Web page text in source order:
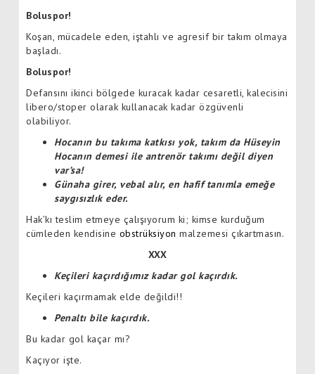
Boluspor!
Koşan, mücadele eden, iştahlı ve agresif bir takım olmaya
başladı.
Boluspor!
Defansını ikinci bölgede kuracak kadar cesaretli, kalecisini
libero/stoper olarak kullanacak kadar özgüvenli
olabiliyor.
Hocanın bu takıma katkısı yok, takım da Hüseyin
Hocanın demesi ile antrenör takımı değil diyen
var’sa!
Günaha girer, vebal alır, en hafif tanımla emeğe
saygısızlık eder.
Hak’kı teslim etmeye çalışıyorum ki; kimse kurduğum
cümleden kendisine obstrüksiyon malzemesi çıkartmasın.
XXX
Keçileri kaçırdığımız kadar gol kaçırdık.
Keçileri kaçırmamak elde değildi!!
Penaltı bile kaçırdık.
Bu kadar gol kaçar mı?
Kaçıyor işte.